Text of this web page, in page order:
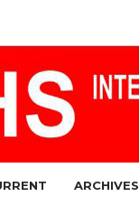
ARCHIVES